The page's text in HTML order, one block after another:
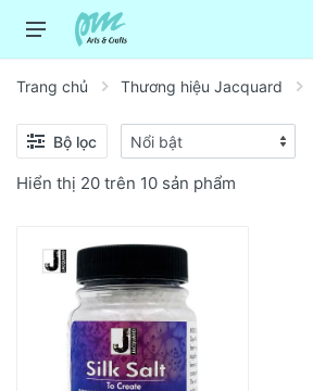
Trang chủ Thương hiệu Jacquard
Bộ lọc
Hiển thị 20 trên 10 sản phẩm